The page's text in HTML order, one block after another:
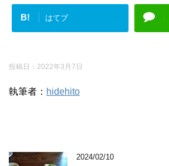
B! はてブ
投稿日： 2022年3月7日
執筆者： hidehito
2024/02/10